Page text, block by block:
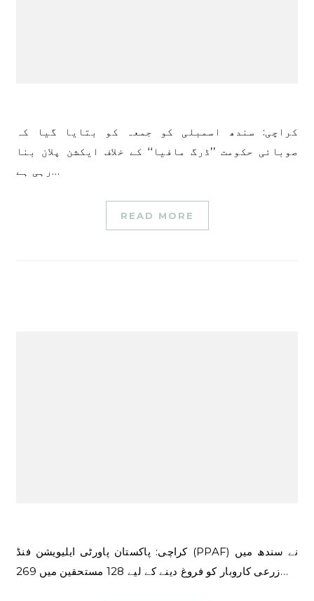
کراچی: سندھ اسمبلی کو جمعہ کو بتایا گیا کہ
صوبائی حکومت ’’ڈرگ مافیا‘‘ کے خلاف ایکشن پلان بنا
رہی ہے…
READ MORE
کراچی: پاکستان پاورٹی ایلیویشن فنڈ (PPAF) نے سندھ میں
زرعی کاروبار کو فروغ دینے کے لیے 128 مستحقین میں 269…